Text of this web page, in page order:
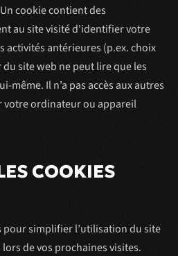
cookie contient des
au site visité d'identifier votre
activités antérieures (p.ex. choix
site web ne peut lire que les
même. Il n’a pas accès aux autres
votre ordinateur ou appareil
COOKIES
pour simplifier l’utilisation du site
de vos prochaines visites.